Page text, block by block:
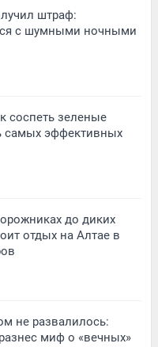
штраф:
с шумными ночными
соспеть зеленые
эффективных
до диких
отдых на Алтае в
не развалилось:
миф о «вечных»